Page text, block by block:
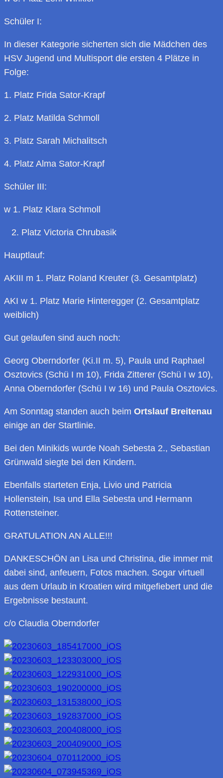
Schüler I:
In dieser Kategorie sicherten sich die Mädchen des
HSV Jugend und Multisport die ersten 4 Plätze in
Folge:
1. Platz Frida Sator-Krapf
2. Platz Matilda Schmoll
3. Platz Sarah Michalitsch
4. Platz Alma Sator-Krapf
Schüler III:
w 1. Platz Klara Schmoll
2. Platz Victoria Chrubasik
Hauptlauf:
AKIII m 1. Platz Roland Kreuter (3. Gesamtplatz)
AKI w 1. Platz Marie Hinteregger (2. Gesamtplatz
weiblich)
Gut gelaufen sind auch noch:
Georg Oberndorfer (Ki.II m. 5), Paula und Raphael
Osztovics (Schü I m 10), Frida Zitterer (Schü I w 10),
Anna Oberndorfer (Schü I w 16) und Paula Osztovics.
Am Sonntag standen auch beim Ortslauf Breitenau
einige an der Startlinie.
Bei den Minikids wurde Noah Sebesta 2., Sebastian
Grünwald siegte bei den Kindern.
Ebenfalls starteten Enja, Livio und Patricia
Hollenstein, Isa und Ella Sebesta und Hermann
Rottensteiner.
GRATULATION AN ALLE!!!
DANKESCHÖN an Lisa und Christina, die immer mit
dabei sind, anfeuern, Fotos machen. Sogar virtuell
aus dem Urlaub in Kroatien wird mitgefiebert und die
Ergebnisse bestaunt.
c/o Claudia Oberndorfer